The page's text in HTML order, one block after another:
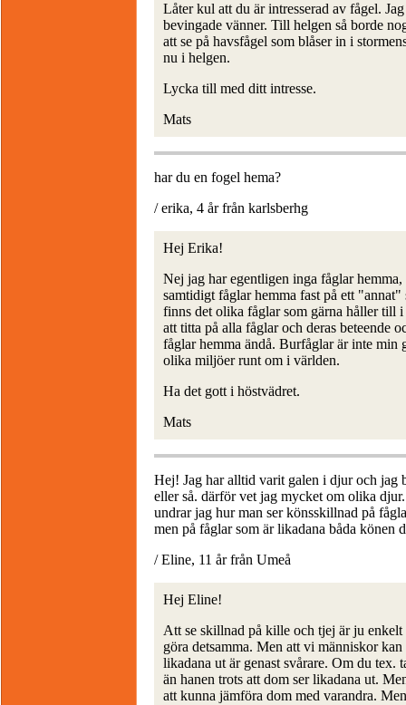
Låter kul att du är intresserad av fågel.
bevingade vänner. Till helgen så borde
att se på havsfågel som blåser in i
nu i helgen.
Lycka till med ditt intresse.
Mats
har du en fogel hema?
/ erika, 4 år från karlsberhg
Hej Erika!
Nej jag har egentligen inga fåglar
samtidigt fåglar hemma fast på ett
finns det olika fåglar som gärna håller till
att titta på alla fåglar och deras beteende
fåglar hemma ändå. Burfåglar är inte
olika miljöer runt om i världen.
Ha det gott i höstvädret.
Mats
Hej! Jag har alltid varit galen i djur och jag
eller så. därför vet jag mycket om olika
undrar jag hur man ser könsskillnad på
men på fåglar som är likadana båda könen
/ Eline, 11 år från Umeå
Hej Eline!
Att se skillnad på kille och tjej är ju
göra detsamma. Men att vi människor
likadana ut är genast svårare. Om du tex.
än hanen trots att dom ser likadana ut.
att kunna jämföra dom med varandra.